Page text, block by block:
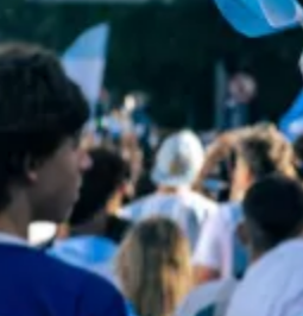
JandiraItapeviCotiaPirapora
Cajamar Caieiras
Franco da
da Serra Embu das ArtesSão Roque